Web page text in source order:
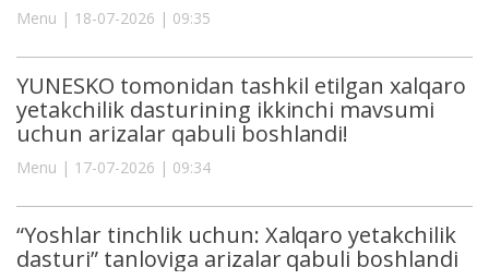
Menu | 18-07-2026 | 09:35
YUNESKO tomonidan tashkil etilgan xalqaro
yetakchilik dasturining ikkinchi mavsumi
uchun arizalar qabuli boshlandi!
Menu | 17-07-2026 | 09:34
“Yoshlar tinchlik uchun: Xalqaro yetakchilik
dasturi” tanloviga arizalar qabuli boshlandi